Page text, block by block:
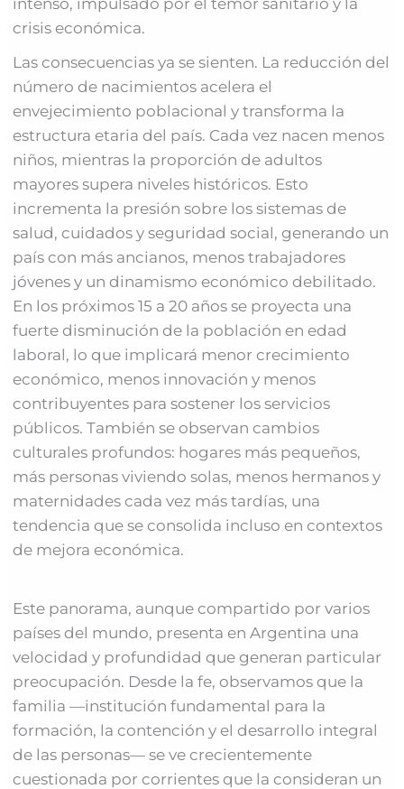
crisis económica.
Las consecuencias ya se sienten. La reducción del
número de nacimientos acelera el
envejecimiento poblacional y transforma la
estructura etaria del país. Cada vez nacen menos
niños, mientras la proporción de adultos
mayores supera niveles históricos. Esto
incrementa la presión sobre los sistemas de
salud, cuidados y seguridad social, generando un
país con más ancianos, menos trabajadores
jóvenes y un dinamismo económico debilitado.
En los próximos 15 a 20 años se proyecta una
fuerte disminución de la población en edad
laboral, lo que implicará menor crecimiento
económico, menos innovación y menos
contribuyentes para sostener los servicios
públicos. También se observan cambios
culturales profundos: hogares más pequeños,
más personas viviendo solas, menos hermanos y
maternidades cada vez más tardías, una
tendencia que se consolida incluso en contextos
de mejora económica.
Este panorama, aunque compartido por varios
países del mundo, presenta en Argentina una
velocidad y profundidad que generan particular
preocupación. Desde la fe, observamos que la
familia —institución fundamental para la
formación, la contención y el desarrollo integral
de las personas— se ve crecientemente
cuestionada por corrientes que la consideran un